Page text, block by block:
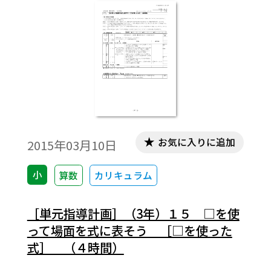
2015年03月10日
小 算数 カリキュラム
お気に入りに追加
［単元指導計画］（3年）１５ □を使
って場面を式に表そう ［□を使った
式］ （４時間）